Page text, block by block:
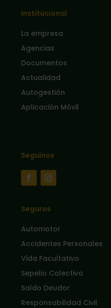
Institucional
La empresa
Agencias
Documentos
Actualidad
Autogestión
Aplicación Móvil
Seguínos
Seguros
Automotor
Accidentes Personales
Vida Facultativo
Sepelio Colectivo
Saldo Deudor
Responsabilidad Civil